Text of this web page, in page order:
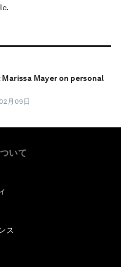
Marissa Mayer on personal
月09日
いて
ス